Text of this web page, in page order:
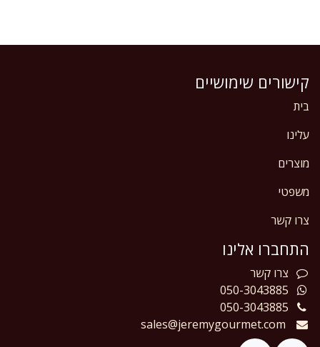
קישורים שימושיים
בית
עלינו
מוצרים
משפטי
צרו קשר
התחברו אלינו
צרו קשר
050-3043885
050-3043885
sales@jeremygourmet.com